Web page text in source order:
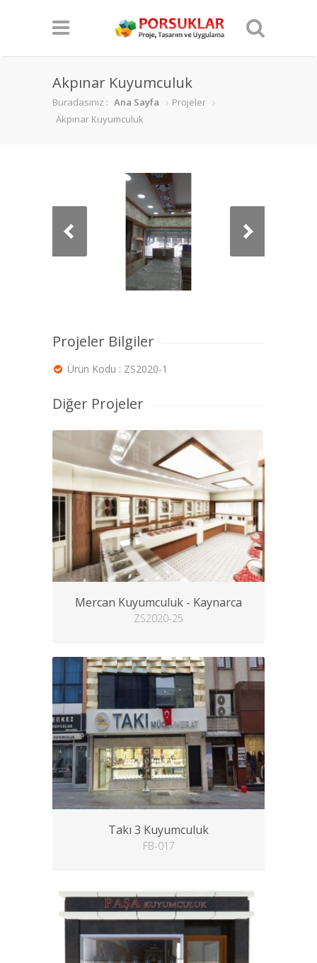
Akpınar Kuyumculuk
Buradasınız : Ana Sayfa
Projeler
Akpınar Kuyumculuk
Projeler Bilgiler
Ürün Kodu : ZS2020-1
Diğer Projeler
Mercan Kuyumculuk - Kaynarca
ZS2020-25
Takı 3 Kuyumculuk
FB-017